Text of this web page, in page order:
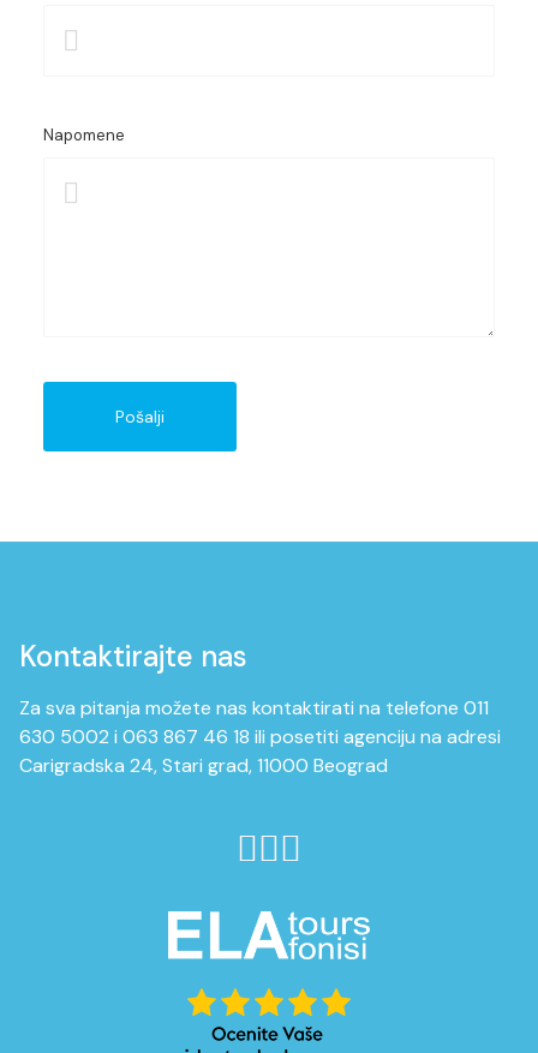
Napomene
Pošalji
Kontaktirajte nas
Za sva pitanja možete nas kontaktirati na telefone 011
630 5002 i 063 867 46 18 ili posetiti agenciju na adresi
Carigradska 24, Stari grad, 11000 Beograd